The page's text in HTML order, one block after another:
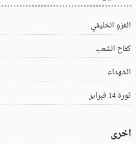
الغزو الخليفي
كفاح الشعب
الشهداء
ثورة 14 فبراير
اخرى